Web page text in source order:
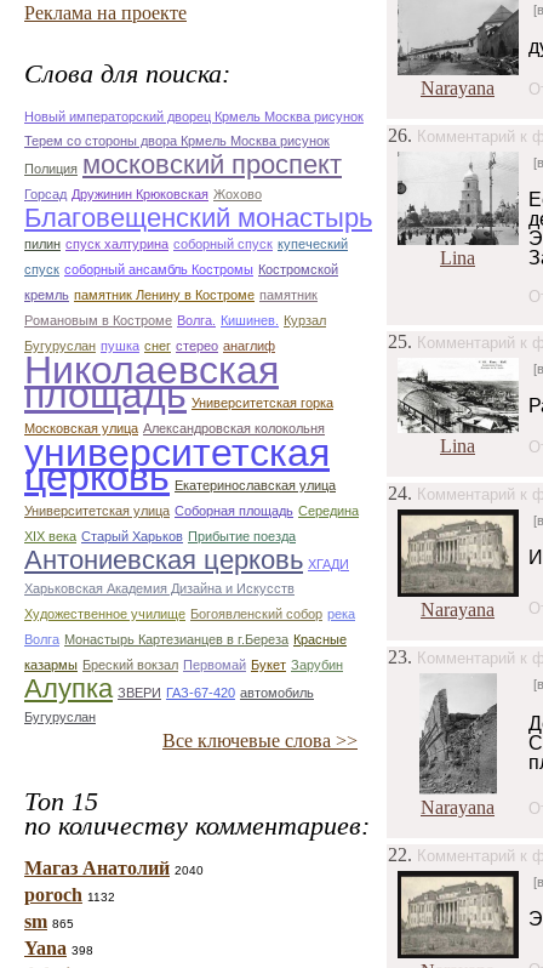
Реклама на проекте
Слова для поиска:
Новый императорский дворец Крмель Москва рисунок
Терем со стороны двора Крмель Москва рисунок
Полиция московский проспект
Горсад Дружинин Крюковская Жохово
Благовещенский монастырь
пилин спуск халтурина соборный спуск купеческий
спуск соборный ансамбль Костромы Костромской
кремль памятник Ленину в Костроме памятник
Романовым в Костроме Волга. Кишинев.
Курзал
Бугуруслан пушка снег стерео анаглиф
Николаевская
площадь Университетская горка
Московская улица Александровская колокольня
университетская
церковь Екатеринославская улица
Университетская улица Соборная площадь Середина
XIX века Старый Харьков Прибытие поезда
Антониевская церковь ХГАДИ
Харьковская Академия Дизайна и Искусств
Художественное училище Богоявленский собор река
Волга Монастырь Картезианцев в г.Береза Красные
казармы Бреский вокзал Первомай Букет Зарубин
Алупка ЗВЕРИ ГАЗ-67-420 автомобиль
Бугуруслан
Все ключевые слова >>
Топ 15
по количеству комментариев:
Магаз Анатолий 2040
poroch 1132
sm 865
Yana 398
Narayana
26. Комментарий к
Lina
25. Комментарий к
Lina
24. Комментарий к
Narayana
23. Комментарий к
Narayana
22. Комментарий к